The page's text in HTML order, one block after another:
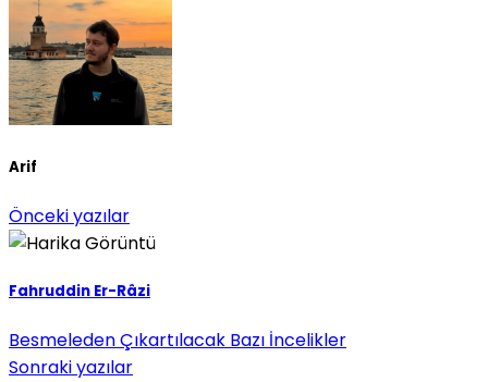
Arif
Önceki yazılar
Fahruddin Er-Râzi
Besmeleden Çıkartılacak Bazı İncelikler
Sonraki yazılar